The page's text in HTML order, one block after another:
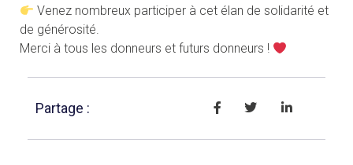
Venez nombreux parti­ci­per à cet élan de soli­da­ri­té et
de générosité.
Merci à tous les donneurs et futurs donneurs !
Partage :